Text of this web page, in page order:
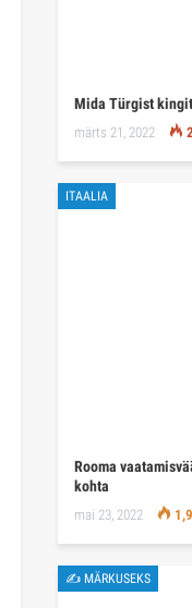
Mida Türgist
märts 21, 2022
ITAALIA
Rooma
kohta
mai 23, 2022
✍ MÄRKUSEKS